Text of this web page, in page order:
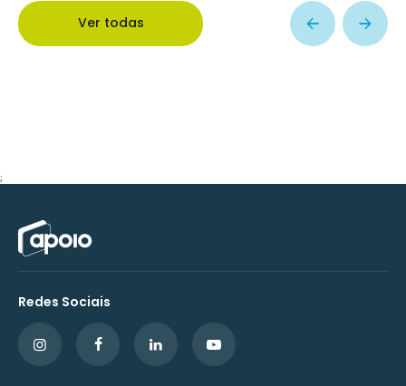
Ver todas
;
Redes Sociais